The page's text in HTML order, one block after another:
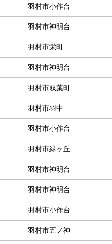
羽村市小作台
羽村市神明台
羽村市栄町
羽村市神明台
羽村市双葉町
羽村市羽中
羽村市小作台
羽村市緑ヶ丘
羽村市神明台
羽村市神明台
羽村市小作台
羽村市五ノ神